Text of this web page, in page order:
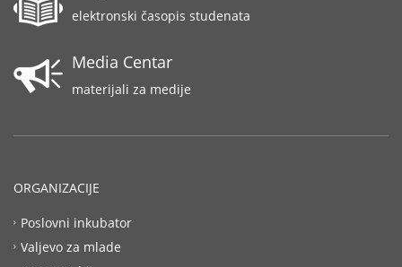
elektronski časopis studenata
Media Centar
materijali za medije
ORGANIZACIJE
Poslovni inkubator
Valjevo za mlade